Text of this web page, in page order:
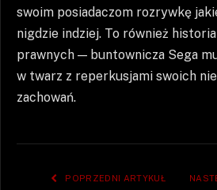
swoim posiadaczom rozrywkę
nigdzie indziej. To również
prawnych — buntownicza Sega
w twarz z reperkusjami swoich
zachowań.
POPRZEDNI ARTYKUŁ